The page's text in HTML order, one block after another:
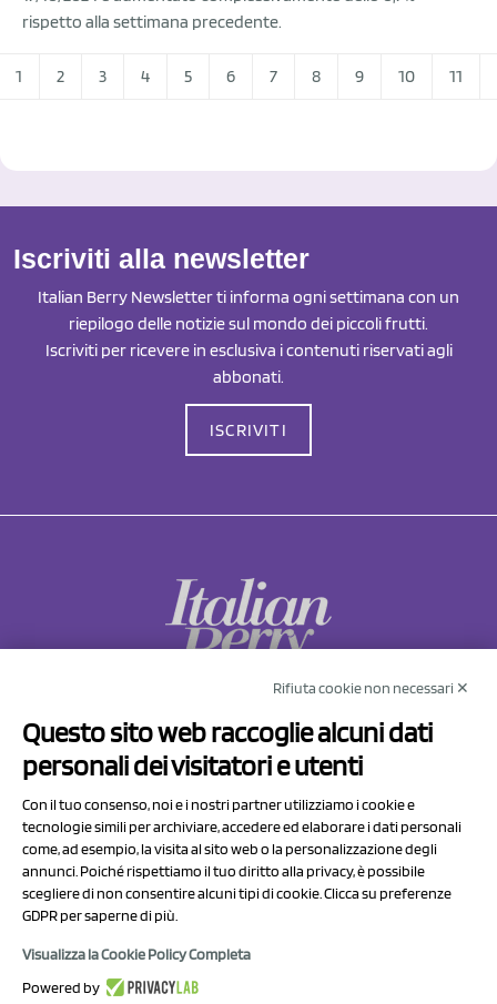
rispetto alla settimana precedente.
1 2 3 4 5 6 7 8 9 10 11
Iscriviti alla newsletter
Italian Berry Newsletter ti informa ogni settimana con un
riepilogo delle notizie sul mondo dei piccoli frutti.
Iscriviti per ricevere in esclusiva i contenuti riservati agli
abbonati.
ISCRIVITI
Via Prov.le Sassuolo Vignola 315/1
41057 Spilamberto (MO)
P.I/C.F. 01041460369
REA: MO 208553
Capitale sociale Euro 50.000,00 i.v.
Rifiuta cookie non necessari ✕
Questo sito web raccoglie alcuni dati
personali dei visitatori e utenti
Con il tuo consenso, noi e i nostri partner utilizziamo i cookie e
tecnologie simili per archiviare, accedere ed elaborare i dati personali
come, ad esempio, la visita al sito web o la personalizzazione degli
annunci. Poiché rispettiamo il tuo diritto alla privacy, è possibile
scegliere di non consentire alcuni tipi di cookie. Clicca su preferenze
GDPR per saperne di più.
Visualizza la Cookie Policy Completa
Powered by